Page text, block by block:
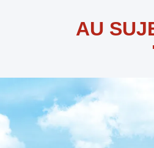
AU